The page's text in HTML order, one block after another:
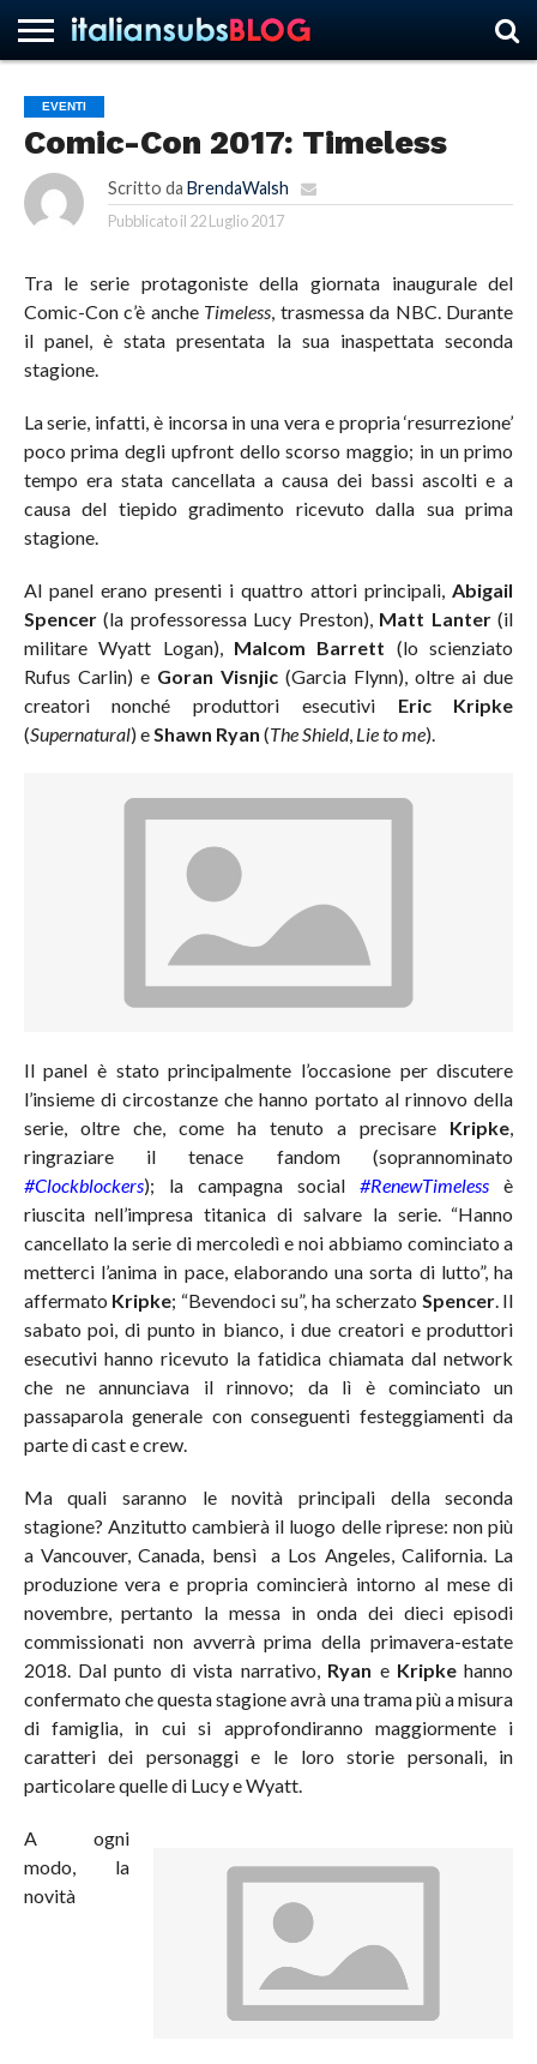
HOME
NEWS
ASCOLTI
RECENSIONI
INTERVISTE
CURIOSITÀ
CHI
SIAMO
CONTATTACI
FORUM
ITALIANSUBS
EVENTI
Comic-Con 2017: Timeless
Scritto da BrendaWalsh
Pubblicato il 22 Luglio 2017
Tra le serie protagoniste della giornata inaugurale del
Comic-Con c’è anche Timeless, trasmessa da NBC. Durante
il panel, è stata presentata la sua inaspettata seconda
stagione.
La serie, infatti, è incorsa in una vera e propria ‘resurrezione’
poco prima degli upfront dello scorso maggio; in un primo
tempo era stata cancellata a causa dei bassi ascolti e a
causa del tiepido gradimento ricevuto dalla sua prima
stagione.
Al panel erano presenti i quattro attori principali,Abigail
Spencer(la professoressa Lucy Preston), Matt Lanter(il
militare Wyatt Logan), Malcom Barrett (lo scienziato
Rufus Carlin) e Goran Visnjic(Garcia Flynn), oltre ai due
creatori nonché produttori esecutivi Eric Kripke
(Supernatural) eShawn Ryan (The Shield, Lie to me).
Il panel è stato principalmente l’occasione per discutere
l’insieme di circostanze che hanno portato al rinnovo della
serie, oltre che, come ha tenuto a precisare Kripke,
ringraziare il tenace fandom (soprannominato
#Clockblockers); la campagna social#RenewTimeless è
riuscita nell’impresa titanica di salvare la serie. “Hanno
cancellato la serie di mercoledì e noi abbiamo cominciato a
metterci l’anima in pace, elaborando una sorta di lutto”, ha
affermato Kripke; “Bevendoci su”, ha scherzato Spencer. Il
sabato poi, di punto in bianco, i due creatori e produttori
esecutivi hanno ricevuto la fatidica chiamata dal network
che ne annunciava il rinnovo; da lì è cominciato un
passaparola generale con conseguenti festeggiamenti da
parte di cast e crew.
Ma quali saranno le novità principali della seconda
stagione? Anzitutto cambierà il luogo delle riprese: non più
a Vancouver, Canada, bensì a Los Angeles, California. La
produzione vera e propria comincierà intorno al mese di
novembre, pertanto la messa in onda dei dieci episodi
commissionati non avverrà prima della primavera-estate
2018. Dal punto di vista narrativo, Ryan e Kripkehanno
confermato che questa stagione avrà una trama più a misura
di famiglia, in cui si approfondiranno maggiormente i
caratteri dei personaggi e le loro storie personali, in
particolare quelle di Lucy e Wyatt.
A ogni
modo, la
novità